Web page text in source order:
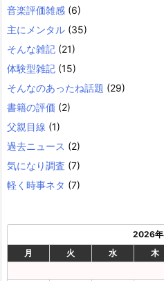
音楽評価雑感 (6)
主にメンタル (35)
そんな雑記 (21)
体験型雑記 (15)
そんなのあったね話題 (29)
書籍の評価 (2)
父親目線 (1)
過去ニュース (2)
気になり調査 (7)
軽く時事ネタ (7)
2026年
月
火 水 木